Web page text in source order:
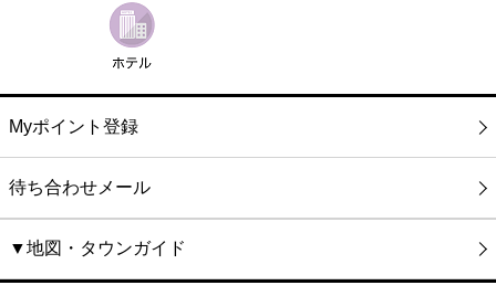
Myポイント登録
待ち合わせメール
▼地図・タウンガイド